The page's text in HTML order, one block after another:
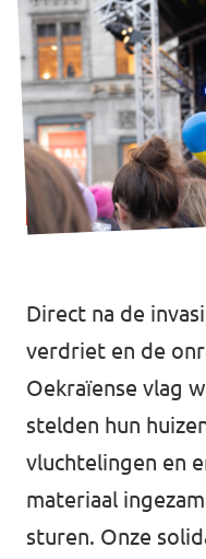
Werken bij Volt
Contact
Sprekersaanvraag
Volt There -
Charge -
Direct na de
verdriet en de
Oekraïense vlag
stelden hun
vluchtelingen en
materiaal
sturen. Onze